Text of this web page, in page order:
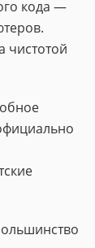
кода —
чистотой